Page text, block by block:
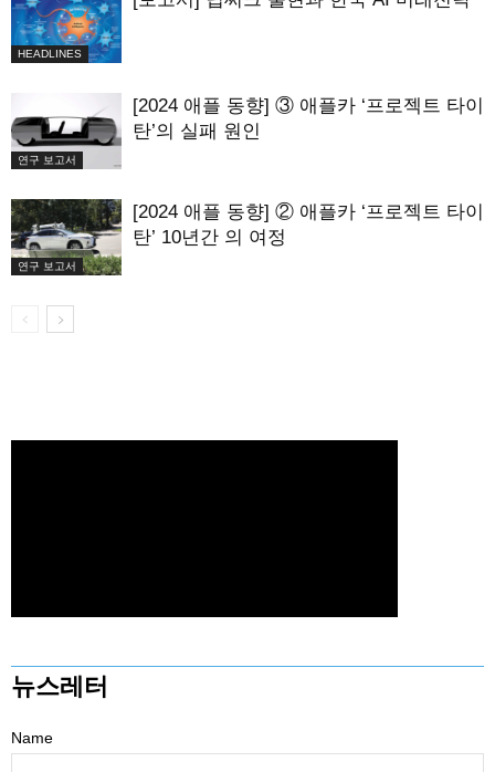
HEADLINES
연구 보고서
[2024 애플 동향] ③ 애플카 ‘프로젝트 타이
탄’의 실패 원인
연구 보고서
[2024 애플 동향] ② 애플카 ‘프로젝트 타이
탄’ 10년간 의 여정
뉴스레터
Name